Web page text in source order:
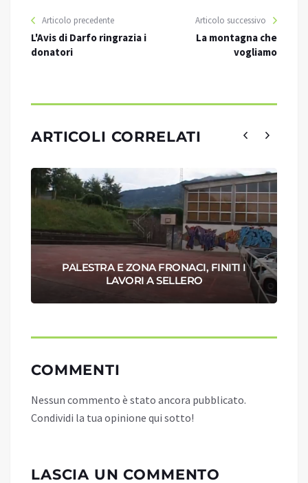
Articolo precedente
L'Avis di Darfo ringrazia i
donatori
Articolo successivo
La montagna che
vogliamo
ARTICOLI CORRELATI
PALESTRA E ZONA FRONACI, FINITI I
LAVORI A SELLERO
COMMENTI
Nessun commento è stato ancora pubblicato.
Condividi la tua opinione qui sotto!
LASCIA UN COMMENTO